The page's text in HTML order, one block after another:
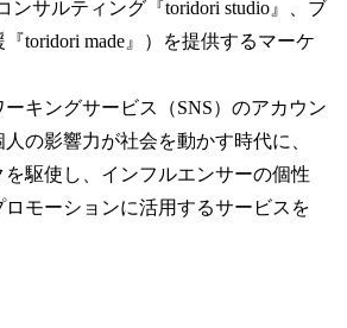
ンサルティング『toridori studio』、ブ
toridori made』）を提供するマーケ
キングサービス（SNS）のアカウン
の影響力が社会を動かす時代に、
駆使し、インフルエンサーの個性
モーションに活用するサービスを